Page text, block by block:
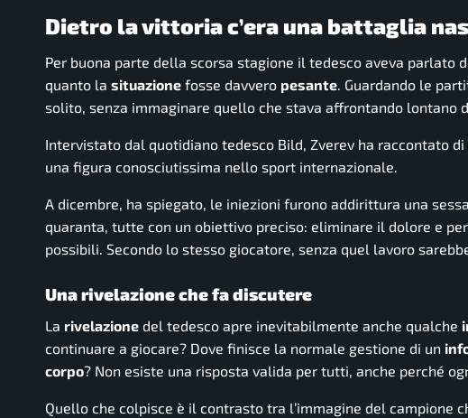
Dietro la vittoria c’era una battaglia
Per buona parte della scorsa stagione il tedesco aveva parlato
quanto la situazione fosse davvero pesante . Guardando le
solito, senza immaginare quello che stava affrontando lontano
Intervistato dal quotidiano tedesco Bild, Zverev ha raccontato
una figura conosciutissima nello sport internazionale.
A dicembre, ha spiegato, le iniezioni furono addirittura una
quaranta, tutte con un obiettivo preciso: eliminare il dolore e
possibili. Secondo lo stesso giocatore, senza quel lavoro
Una rivelazione che fa discutere
La rivelazione del tedesco apre inevitabilmente anche qualche
continuare a giocare? Dove finisce la normale gestione di un
corpo? Non esiste una risposta valida per tutti, anche perché
Quello che colpisce è il contrasto tra l’immagine del